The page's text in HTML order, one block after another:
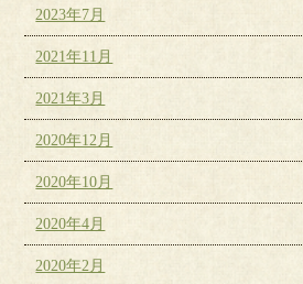
2023年7月
2021年11月
2021年3月
2020年12月
2020年10月
2020年4月
2020年2月